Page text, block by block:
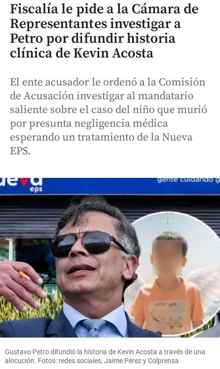
Fiscalía le pide a la Cámara de
Representantes investigar a
Petro por difundir historia
clínica de Kevin Acosta
El ente acusador le ordenó a la Comisión
de Acusación investigar al mandatario
saliente sobre el caso del niño que murió
por presunta negligencia médica
esperando un tratamiento de la Nueva
EPS.
Gustavo Petro difundió la historia de Kevin Acosta a través de una
alocución. Fotos: redes sociales, Jaime Pérez y Colprensa